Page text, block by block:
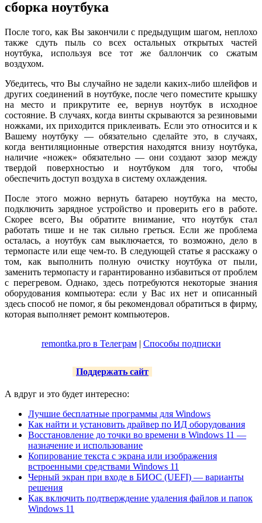
сборка ноутбука
После того, как Вы закончили с предыдущим шагом, неплохо
также сдуть пыль со всех остальных открытых частей
ноутбука, используя все тот же баллончик со сжатым
воздухом.
Убедитесь, что Вы случайно не задели каких-либо шлейфов и
других соединений в ноутбуке, после чего поместите крышку
на место и прикрутите ее, вернув ноутбук в исходное
состояние. В случаях, когда винты скрываются за резиновыми
ножками, их приходится приклеивать. Если это относится и к
Вашему ноутбуку — обязательно сделайте это, в случаях,
когда вентиляционные отверстия находятся внизу ноутбука,
наличие «ножек» обязательно — они создают зазор между
твердой поверхностью и ноутбуком для того, чтобы
обеспечить доступ воздуха в систему охлаждения.
После этого можно вернуть батарею ноутбука на место,
подключить зарядное устройство и проверить его в работе.
Скорее всего, Вы обратите внимание, что ноутбук стал
работать тише и не так сильно греться. Если же проблема
осталась, а ноутбук сам выключается, то возможно, дело в
термопасте или еще чем-то. В следующей статье я расскажу о
том, как выполнить полную очистку ноутбука от пыли,
заменить термопасту и гарантированно избавиться от проблем
с перегревом. Однако, здесь потребуются некоторые знания
оборудования компьютера: если у Вас их нет и описанный
здесь способ не помог, я бы рекомендовал обратиться в фирму,
которая выполняет ремонт компьютеров.
remontka.pro в Телеграм| Способы подписки
Поддержать сайт
А вдруг и это будет интересно:
Лучшие бесплатные программы для Windows
Как найти и установить драйвер по ИД оборудования
Восстановление до точки во времени в Windows 11 —
назначение и использование
Копирование текста с экрана или изображения
встроенными средствами Windows 11
Черный экран при входе в БИОС (UEFI) — варианты
решения
Как включить подтверждение удаления файлов и папок
Windows 11